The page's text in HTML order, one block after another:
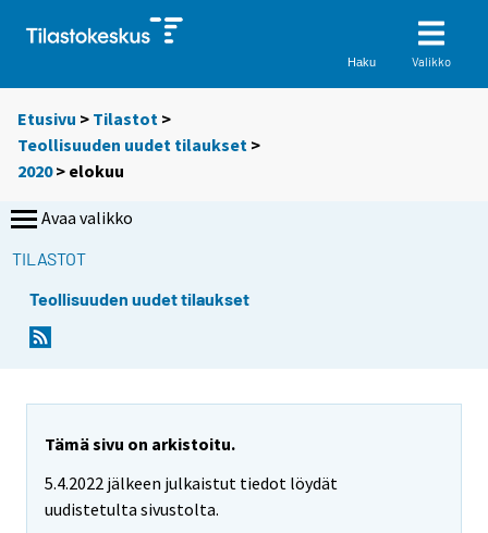
Haku Valikko
Etusivu > Tilastot >
Teollisuuden uudet tilaukset >
2020> elokuu
Avaa valikko
TILASTOT
Teollisuuden uudet tilaukset
Tämä sivu on arkistoitu.
5.4.2022 jälkeen julkaistut tiedot löydät
uudistetulta sivustolta.